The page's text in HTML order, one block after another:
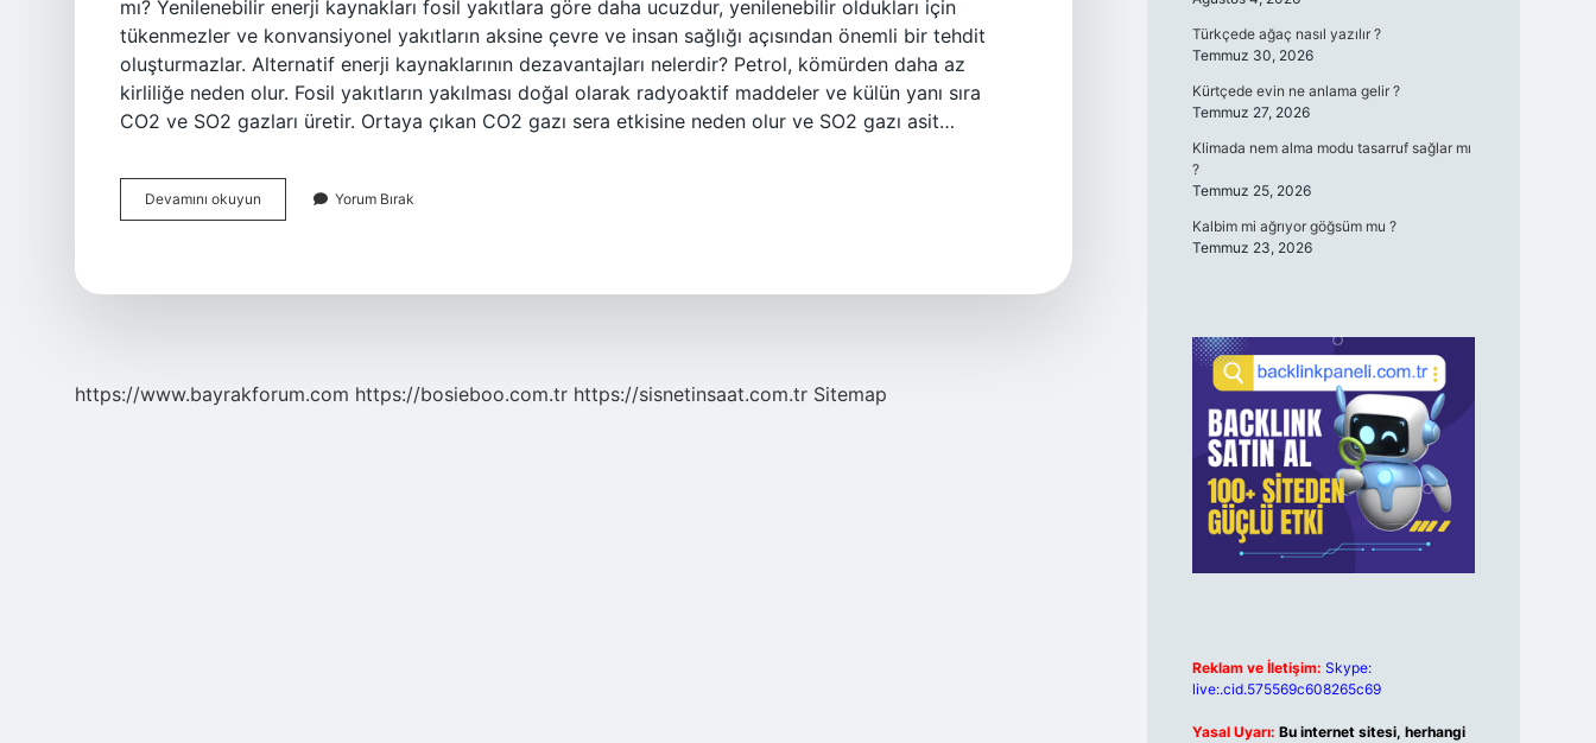
mı? Yenilenebilir enerji kaynakları fosil yakıtlara göre daha ucuzdur, yenilenebilir oldukları için
tükenmezler ve konvansiyonel yakıtların aksine çevre ve insan sağlığı açısından önemli bir tehdit
oluşturmazlar. Alternatif enerji kaynaklarının dezavantajları nelerdir? Petrol, kömürden daha az
kirliliğe neden olur. Fosil yakıtların yakılması doğal olarak radyoaktif maddeler ve külün yanı sıra
CO2 ve SO2 gazları üretir. Ortaya çıkan CO2 gazı sera etkisine neden olur ve SO2 gazı asit…
Devamını okuyun Yenilenebilir
Enerji
Yorum Bırak
https://www.bayrakforum.com https://bosieboo.com.tr https://sisnetinsaat.com.tr Sitemap
Türkçede ağaç nasıl yazılır ?
Temmuz 30, 2026
Kürtçede evin ne anlama gelir ?
Temmuz 27, 2026
Klimada nem alma modu tasarruf sağlar mı
?
Temmuz 25, 2026
Kalbim mi ağrıyor göğsüm mu ?
Temmuz 23, 2026
Reklam ve İletişim: Skype:
live:.cid.575569c608265c69
Yasal Uyarı: Bu internet sitesi, herhangi